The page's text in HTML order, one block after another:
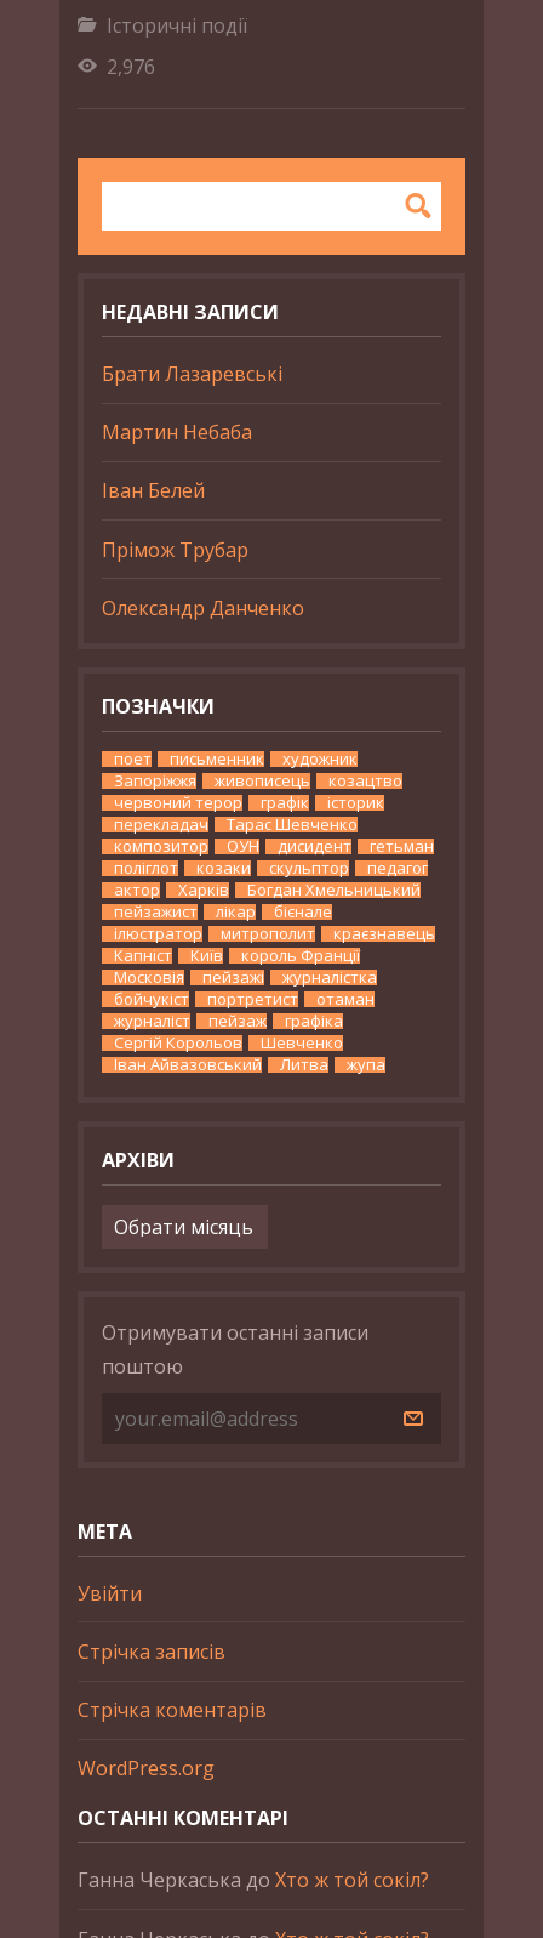
Історичні події
2,976
НЕДАВНІ ЗАПИСИ
Брати Лазаревські
Мартин Небаба
Іван Белей
Прімож Трубар
Олександр Данченко
ПОЗНАЧКИ
поет письменник
художник
Запоріжжя
живописець
козацтво
червоний терор
графік
історик
перекладач
Тарас Шевченко
композитор
ОУН дисидент
гетьман
поліглот
козаки скульптор
педагог
актор
Харків
Богдан Хмельницький
пейзажист
лікар
бієнале
ілюстратор
митрополит
краєзнавець
Капніст
Київ
король Франції
Московія
пейзажі
журналістка
бойчукіст
портретист
отаман
журналіст
пейзаж
графіка
Сергій Корольов
Шевченко
Іван Айвазовський
Литва жупа
АРХІВИ
Архіви
Отримувати останні записи
поштою
МЕТА
Увійти
Стрічка записів
Стрічка коментарів
WordPress.org
ОСТАННІ КОМЕНТАРІ
Ганна Черкаська до Хто ж той сокіл?